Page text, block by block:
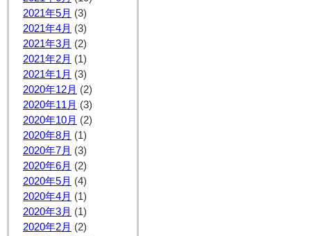
2021年5月 (3)
2021年4月 (3)
2021年3月 (2)
2021年2月 (1)
2021年1月 (3)
2020年12月 (2)
2020年11月 (3)
2020年10月 (2)
2020年8月 (1)
2020年7月 (3)
2020年6月 (2)
2020年5月 (4)
2020年4月 (1)
2020年3月 (1)
2020年2月 (2)